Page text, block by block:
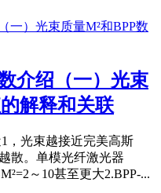
介绍（一）光束
解释和关联
，光束越接近完美高斯
散。单模光纤激光器
～10甚至更大2.BPP-...